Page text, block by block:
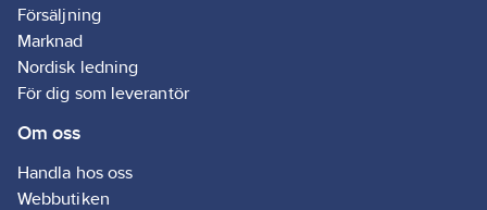
skall alltid avlägsnas
före installation av
Ebisol.Ebisol säljs i
förpackningar om 6
skivor. Varje skiva är
50x120 cm.
Artikelnr: 4089601721
Försäljning
Marknad
Nordisk ledning
För dig som leverantör
Om oss
Handla hos oss
Webbutiken